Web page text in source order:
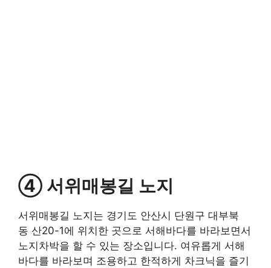
④ 서위매봉길 노지
서위매봉길 노지는 경기도 안산시 단원구 대부북
동 산20-1에 위치한 곳으로 서해바다를 바라보면서
노지차박을 할 수 있는 장소입니다. 여유롭게 서해
바다를 바라보며 조용하고 한적하게 차크닉을 즐기